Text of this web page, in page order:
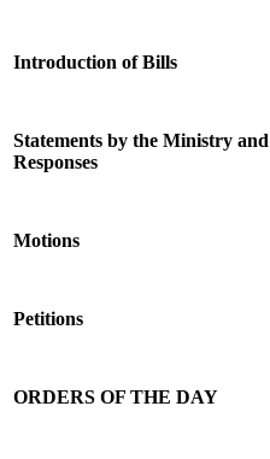
Introduction of Bills
Statements by the Ministry and
Responses
Motions
Petitions
ORDERS OF THE DAY